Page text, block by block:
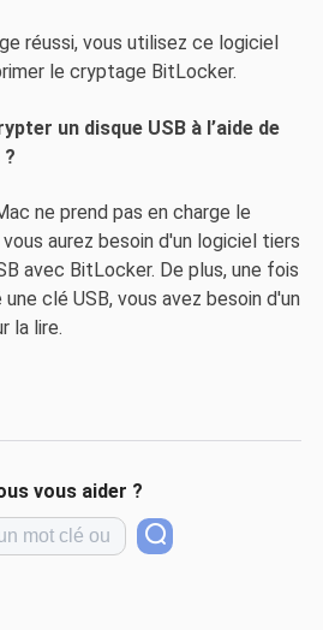
réussi, vous utilisez ce logiciel
le cryptage BitLocker.
un disque USB à l’aide de
ne prend pas en charge le
aurez besoin d'un logiciel tiers
avec BitLocker. De plus, une fois
clé USB, vous avez besoin d'un
la lire.
vous aider ?